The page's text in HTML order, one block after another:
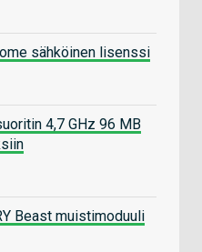
sähköinen lisenssi
4,7 GHz 96 MB
Beast muistimoduuli